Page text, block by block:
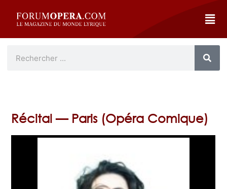
Récital — Paris (Opéra Comique)